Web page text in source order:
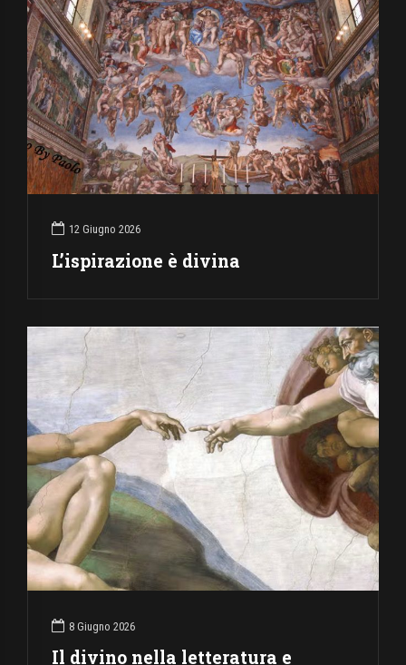
12 Giugno 2026
L’ispirazione è divina
8 Giugno 2026
Il divino nella letteratura e